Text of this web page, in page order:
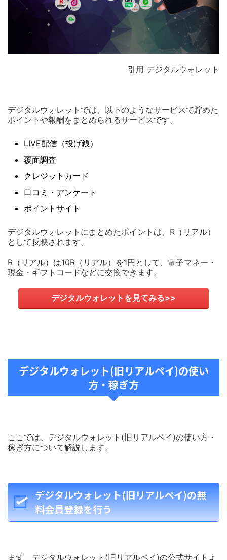
引用 デジタルウォレット
デジタルウォレットでは、以下のようなサービスで貯めた
ポイントや報酬をまとめられるサービスです。
LIVE配信（投げ銭）
覆面調査
クレジットカード
口コミ・アンケート
ポイントサイト
デジタルウォレットにまとめたポイントは、R（リアル）
として反映されます。
R（リアル）は10R（リアル）を1円として、電子マネー・
現金・ギフトコードなどに交換できます。
デジタルウォレットを見てみる>>
デジタルウォレット(旧リアルペイ)の使い
方・稼ぎ方
ここでは、デジタルウォレット(旧リアルペイ)の使い方・
稼ぎ方について解説します。
デジタルウォレット(旧リアルペイ)の無
料会員登録を行う
まず、デジタルウォレット(旧リアルペイ)の公式サイトよ